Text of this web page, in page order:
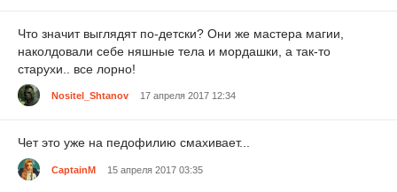
Что значит выглядят по-детски? Они же мастера магии,
наколдовали себе няшные тела и мордашки, а так-то
старухи.. все лорно!
Nositel_Shtanov 17 апреля 2017 12:34
Чет это уже на педофилию смахивает...
CaptainM 15 апреля 2017 03:35